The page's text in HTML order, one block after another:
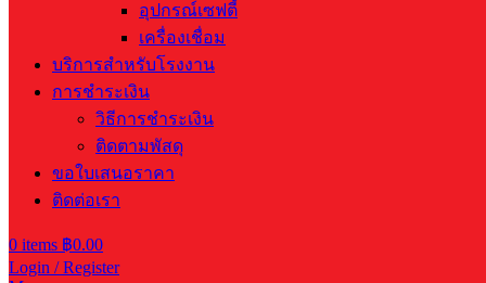
อุปกรณ์เซฟตี้
เครื่องเชื่อม
บริการสำหรับโรงงาน
การชำระเงิน
วิธีการชำระเงิน
ติดตามพัสดุ
ขอใบเสนอราคา
ติดต่อเรา
0 items ฿0.00
Login / Register